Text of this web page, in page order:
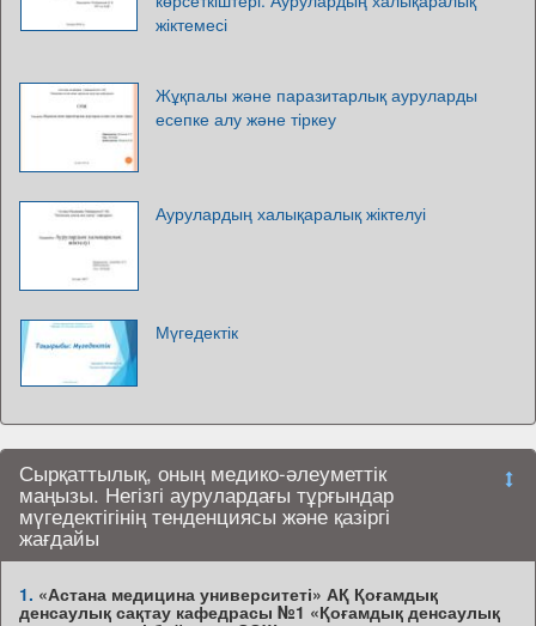
жіктемесі
Жұқпалы және паразитарлық ауруларды
есепке алу және тіркеу
Аурулардың халықаралық жіктелуі
Мүгедектік
Сырқаттылық, оның медико-әлеуметтік
маңызы. Негізгі аурулардағы тұрғындар
мүгедектігінің тенденциясы және қазіргі
жағдайы
1. «Астана медицина университеті» АҚ Қоғамдық
денсаулық сақтау кафедрасы №1 «Қоғамдық денсаулық